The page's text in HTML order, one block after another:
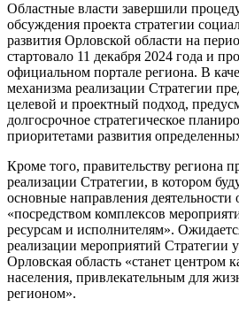
Областные власти завершили
обсуждения проекта стратегии
развития Орловской области на
стартовало 11 декабря 2024 года и
официальном портале региона. В
механизма реализации Стратегии
целевой и проектный подход,
долгосрочное стратегическое
приоритетами развития
Кроме того, правительству региона
реализации Стратегии, в котором
основные направления деятельности
«посредством комплексов
ресурсам и исполнителям».
реализации мероприятий Стратегии
Орловская область «станет центром
населения, привлекательным для
регионом».